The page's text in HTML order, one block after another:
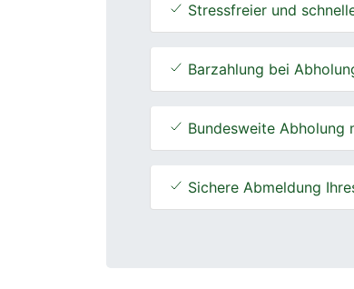
Stressfreier und
Barzahlung bei
Bundesweite Abholung
Sichere Abmeldung